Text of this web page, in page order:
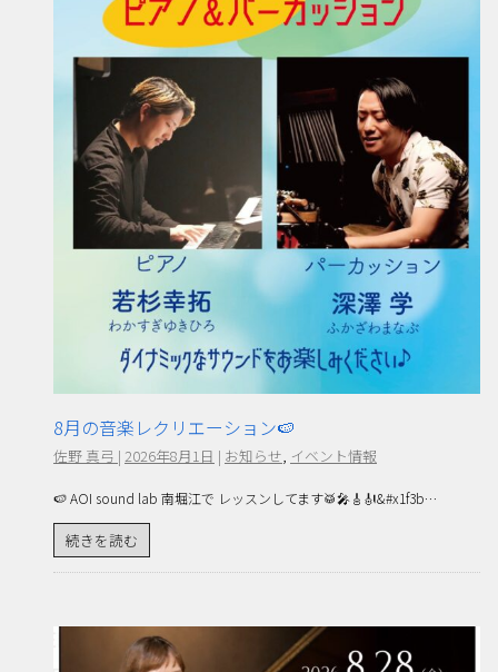
8月の音楽レクリエーション🍉
佐野 真弓 | 2026年8月1日 | お知らせ, イベント情報
🍉 AOI sound lab 南堀江で レッスンしてます🥁🎤🎸🎻&#x1f3b…
続きを読む